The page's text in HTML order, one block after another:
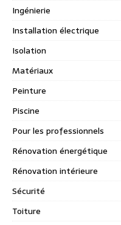
Ingénierie
Installation électrique
Isolation
Matériaux
Peinture
Piscine
Pour les professionnels
Rénovation énergétique
Rénovation intérieure
Sécurité
Toiture